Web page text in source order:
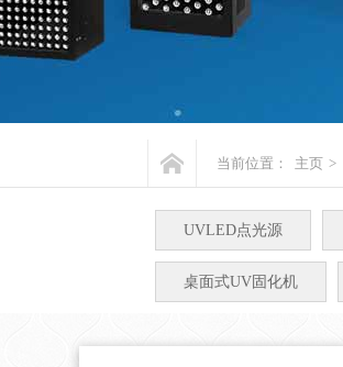
当前位置： 主页 >
UVLED点光源
桌面式UV固化机